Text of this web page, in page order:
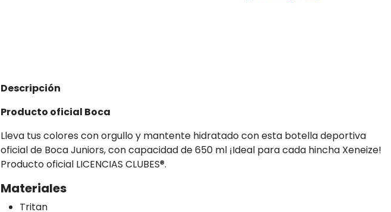
Descripción
Producto oficial Boca
Lleva tus colores con orgullo y mantente hidratado con esta botella deportiva
oficial de Boca Juniors, con capacidad de 650 ml ¡Ideal para cada hincha Xeneize!
Producto oficial LICENCIAS CLUBES®.
Materiales
Tritan